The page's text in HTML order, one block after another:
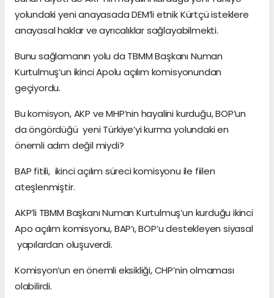
yolundaki yeni anayasada DEM’li etnik Kürtçü isteklere
anayasal haklar ve ayrıcalıklar sağlayabilmekti.
Bunu sağlamanın yolu da TBMM Başkanı Numan
Kurtulmuş’un ikinci Apolu açılım komisyonundan
geçiyordu.
Bu komisyon, AKP ve MHP’nin hayalini kurduğu, BOP’un
da öngördüğü yeni Türkiye’yi kurma yolundaki en
önemli adım değil miydi?
BAP fitili, ikinci açılım süreci komisyonu ile fiilen
ateşlenmiştir.
AKP’li TBMM Başkanı Numan Kurtulmuş’un kurduğu ikinci
Apo açılım komisyonu, BAP’ı, BOP’u destekleyen siyasal
yapılardan oluşuverdi.
Komisyon’un en önemli eksikliği, CHP’nin olmaması
olabilirdi.